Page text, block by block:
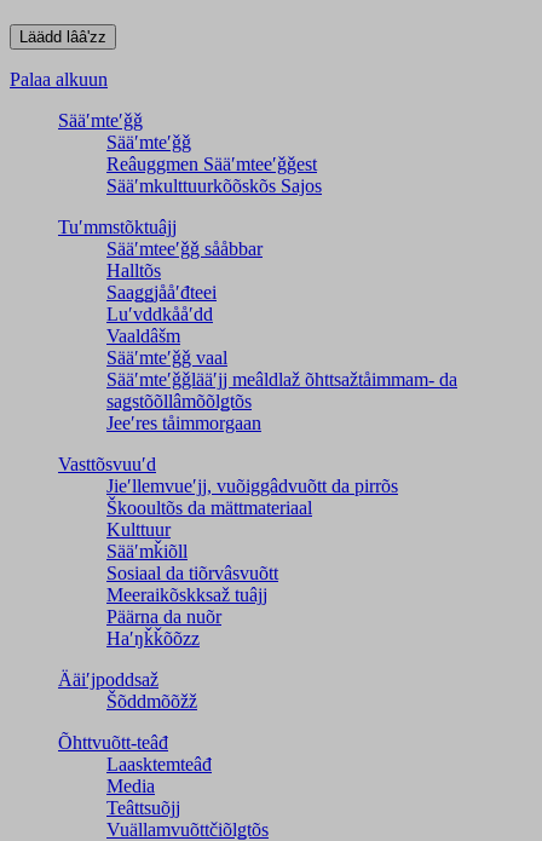
Palaa alkuun
Sääʹmteʹǧǧ
Sääʹmteʹǧǧ
Reâuggmen Sääʹmteeʹǧǧest
Sääʹmkulttuurkõõskõs Sajos
Tuʹmmstõktuâjj
Sääʹmteeʹǧǧ sååbbar
Halltõs
Saaǥǥjååʹđteei
Luʹvddkååʹdd
Vaaldâšm
Sääʹmteʹǧǧ vaal
Sääʹmteʹǧǧlääʹjj meâldlaž õhttsažtåimmam- da
saǥstõõllâmõõlǥtõs
Jeeʹres tåimmorgaan
Vasttõsvuuʹd
Jieʹllemvueʹjj, vuõiggâdvuõtt da pirrõs
Škooultõs da mättmateriaal
Kulttuur
Sääʹmǩiõll
Sosiaal da tiõrvâsvuõtt
Meeraikõskksaž tuâjj
Päärna da nuõr
Haʹŋǩǩõõzz
Ääiʹjpoddsaž
Šõddmõõžž
Õhttvuõtt-teâđ
Laasktemteâđ
Media
Teâttsuõjj
Vuällamvuõttčiõlǥtõs